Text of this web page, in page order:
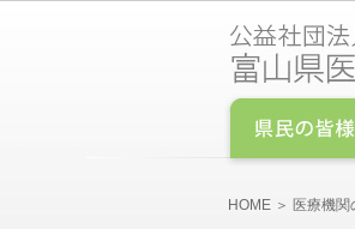
HOME ＞ 医療機関